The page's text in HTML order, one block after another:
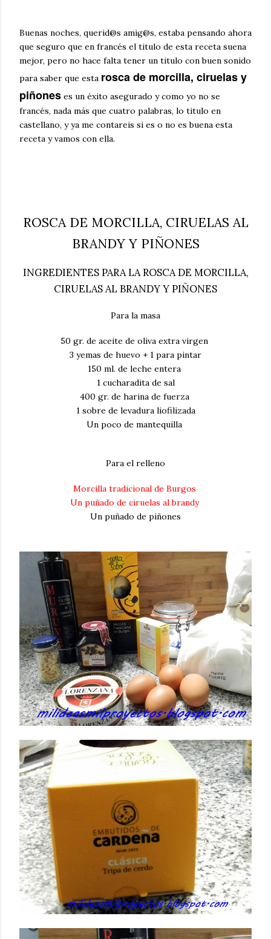
Buenas noches, querid@s amig@s, estaba pensando ahora
que seguro que en francés el titulo de esta receta suena
mejor, pero no hace falta tener un titulo con buen sonido
para saber que esta rosca de morcilla, ciruelas y
piñones es un éxito asegurado y como yo no se
francés, nada más que cuatro palabras, lo titulo en
castellano, y ya me contareis si es o no es buena esta
receta y vamos con ella.
ROSCA DE MORCILLA, CIRUELAS AL
BRANDY Y PIÑONES
INGREDIENTES PARA LA ROSCA DE MORCILLA,
CIRUELAS AL BRANDY Y PIÑONES
Para la masa
50 gr. de aceite de oliva extra virgen
3 yemas de huevo + 1 para pintar
150 ml. de leche entera
1 cucharadita de sal
400 gr. de harina de fuerza
1 sobre de levadura liofilizada
Un poco de mantequilla
Para el relleno
Morcilla tradicional de Burgos
Un puñado de ciruelas al brandy
Un puñado de piñones